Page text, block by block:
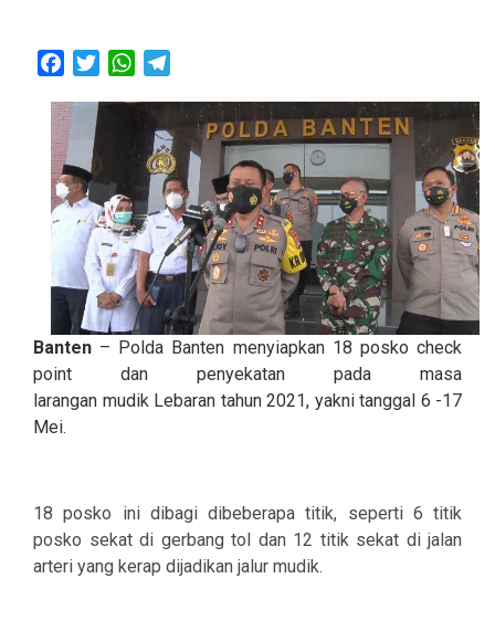
FacebookTwitterWhatsApp
Banten – Polda Banten menyiapkan 18 posko check
point dan penyekatan pada masa
larangan mudik Lebaran tahun 2021, yakni tanggal 6 -17
Mei.
18 posko ini dibagi dibeberapa titik, seperti 6 titik
posko sekat di gerbang tol dan 12 titik sekat di jalan
arteri yang kerap dijadikan jalur mudik.